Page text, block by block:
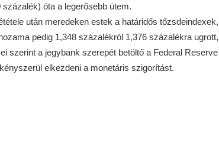
százalék) óta a legerősebb ütem.
után meredeken estek a határidős
pedig 1,348 százalékról 1,376 százalékra
szerint a jegybank szerepét betöltő a Federal
elkezdeni a monetáris szigorítást.